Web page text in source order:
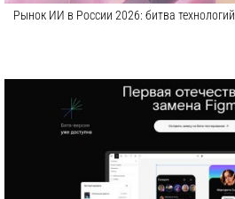
Рынок ИИ в России 2026: битва